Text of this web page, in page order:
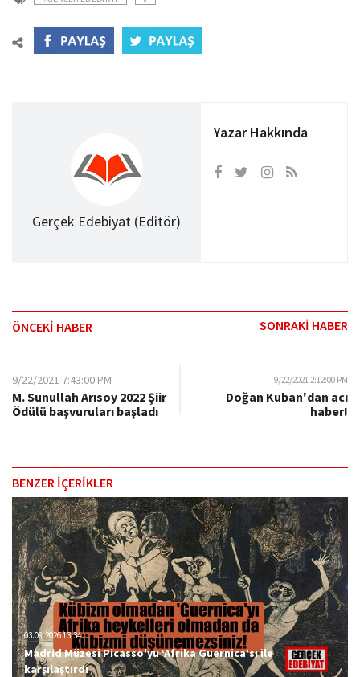
Gerçek Edebiyat (Editör)
Yazar Hakkında
ÖNCEKİ HABER SONRAKİ HABER
9/22/2021 7:43:00 PM
M. Sunullah Arısoy 2022 Şiir
Ödülü başvuruları başladı
9/22/2021 2:12:00 PM
Doğan Kuban'dan acı
haber!
BENZER İÇERİKLER
03.08.2026 13:34
Madrid Müzesi Picasso'yu ‘Afrika Guernica’sı ile
karşılaştırdı